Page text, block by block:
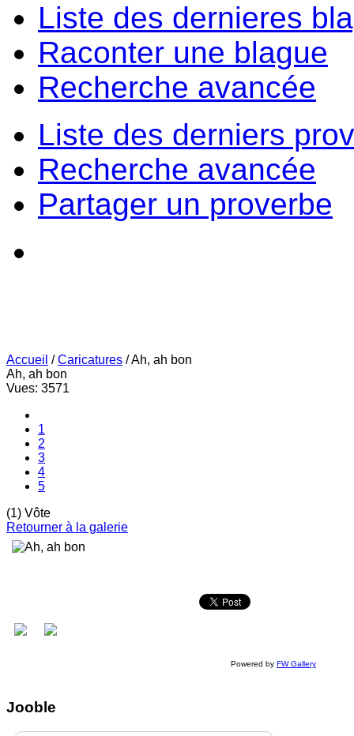
Liste des dernieres
Raconter une blague
Recherche avancée
Liste des derniers
Recherche avancée
Partager un proverbe
Accueil /Caricatures /Ah, ah bon
Ah, ah bon
Vues: 3571
1
2
3
4
5
(1) Vôte
Retourner à la galerie
Powered by FW Gallery
Jooble